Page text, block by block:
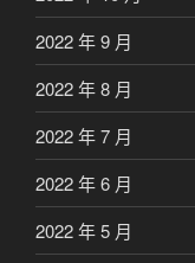
2022 年 9 月
2022 年 8 月
2022 年 7 月
2022 年 6 月
2022 年 5 月